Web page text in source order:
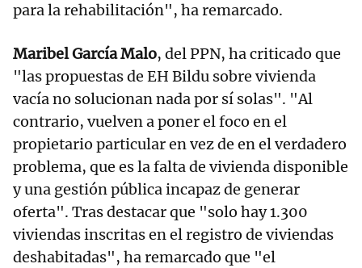
para la rehabilitación", ha remarcado.
Maribel García Malo, del PPN, ha criticado que
"las propuestas de EH Bildu sobre vivienda
vacía no solucionan nada por sí solas". "Al
contrario, vuelven a poner el foco en el
propietario particular en vez de en el verdadero
problema, que es la falta de vivienda disponible
y una gestión pública incapaz de generar
oferta". Tras destacar que "solo hay 1.300
viviendas inscritas en el registro de viviendas
deshabitadas", ha remarcado que "el